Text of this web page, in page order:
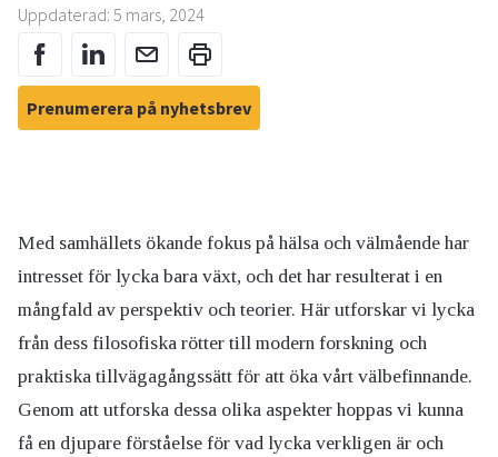
Uppdaterad: 5 mars, 2024
Prenumerera på nyhetsbrev
Med samhällets ökande fokus på hälsa och välmående har
intresset för lycka bara växt, och det har resulterat i en
mångfald av perspektiv och teorier. Här utforskar vi lycka
från dess filosofiska rötter till modern forskning och
praktiska tillvägagångssätt för att öka vårt välbefinnande.
Genom att utforska dessa olika aspekter hoppas vi kunna
få en djupare förståelse för vad lycka verkligen är och